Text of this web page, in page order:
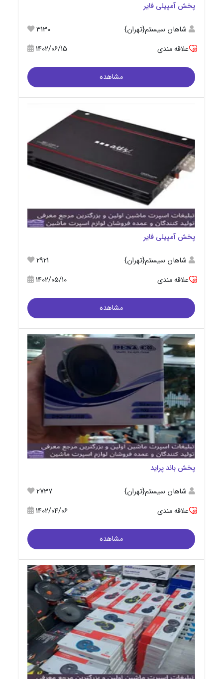
پخش آمپیلی فایر
شاهان سیستم{تهران}
3130
علاقه مندی
1402/06/15
مشاهده
پخش آمپیلی فایر
شاهان سیستم{تهران}
2921
علاقه مندی
1402/05/10
مشاهده
پخش باند پراید
شاهان سیستم{تهران}
2737
علاقه مندی
1402/04/06
مشاهده